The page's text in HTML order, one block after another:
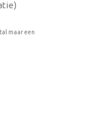
maar een